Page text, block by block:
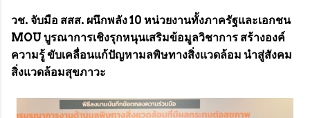
วช. จับมือ สสส. ผนึกพลัง 10 หน่วยงานทั้งภาครัฐและเอกชน
MOU บูรณาการเชิงรุกหนุนเสริมข้อมูลวิชาการ สร้างองค์
ความรู้ ขับเคลื่อนแก้ปัญหามลพิษทางสิ่งแวดล้อม นำสู่สังคม
สิ่งแวดล้อมสุขภาวะ